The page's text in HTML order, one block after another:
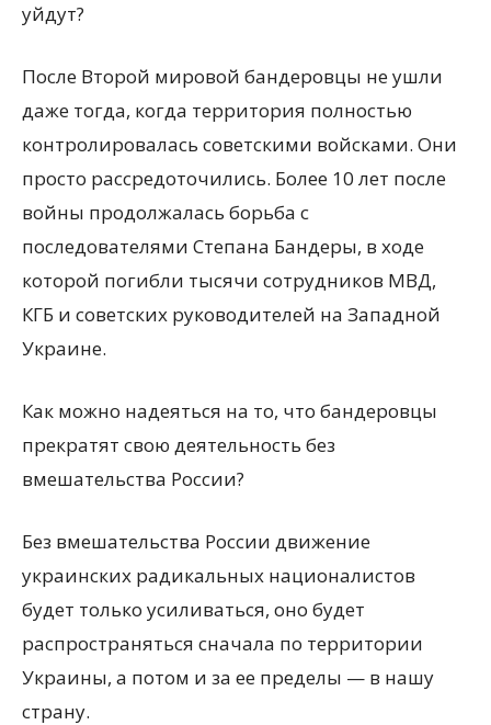
уйдут?
После Второй мировой бандеровцы не ушли
даже тогда, когда территория полностью
контролировалась советскими войсками. Они
просто рассредоточились. Более 10 лет после
войны продолжалась борьба с
последователями Степана Бандеры, в ходе
которой погибли тысячи сотрудников МВД,
КГБ и советских руководителей на Западной
Украине.
Как можно надеяться на то, что бандеровцы
прекратят свою деятельность без
вмешательства России?
Без вмешательства России движение
украинских радикальных националистов
будет только усиливаться, оно будет
распространяться сначала по территории
Украины, а потом и за ее пределы — в нашу
страну.